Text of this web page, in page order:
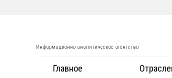
Информационно-аналитическое агентство
Главное